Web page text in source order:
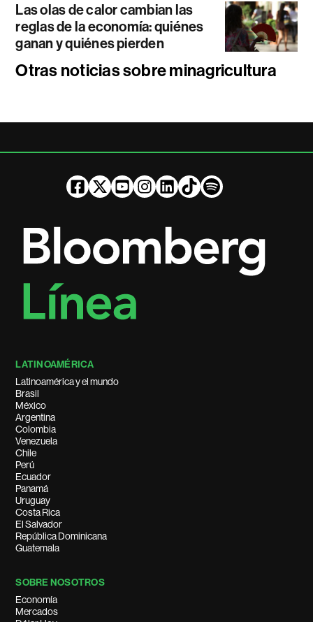
Las olas de calor cambian las
reglas de la economía: quiénes
ganan y quiénes pierden
Otras noticias sobre minagricultura
LATINOAMÉRICA
Latinoamérica y el mundo
Brasil
México
Argentina
Colombia
Venezuela
Chile
Perú
Ecuador
Panamá
Uruguay
Costa Rica
El Salvador
República Dominicana
Guatemala
SOBRE NOSOTROS
Economía
Mercados